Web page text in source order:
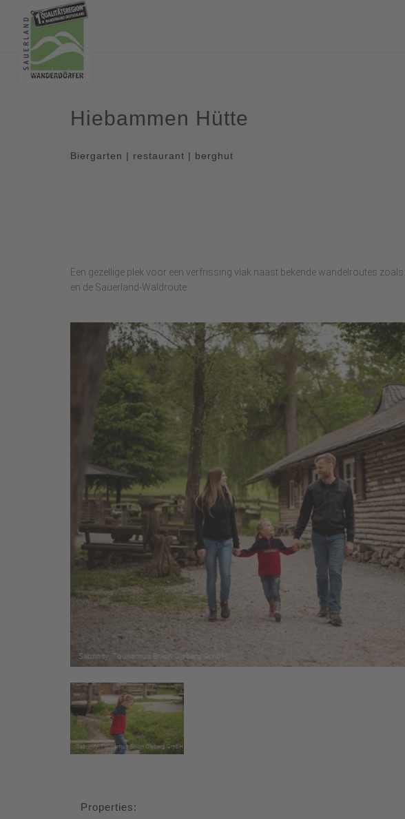
Hiebammen Hütte
Biergarten | restaurant | berghut
Een gezellige plek voor een verfrissing vlak naast bekende wandelroutes
en de Sauerland-Waldroute.
Properties: